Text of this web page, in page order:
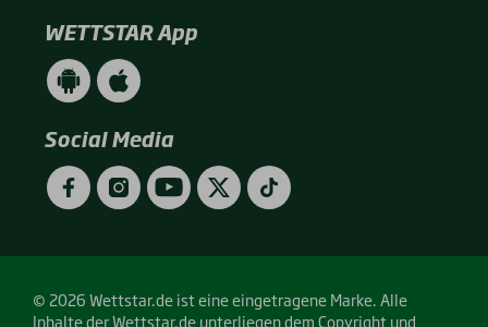
WETTSTAR App
WETTSTAR
App
(Android
/
Google
Play)
WETTSTAR
App
(Apple
/
App
Store)
Social Media
FacebookInstagramYouTubeTwitterTikTok
© 2026 Wettstar.de ist eine eingetragene Marke. Alle
Inhalte der Wettstar.de unterliegen dem Copyright und